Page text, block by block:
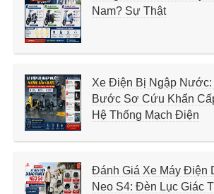
Nam? Sự Thật
Xe Điện Bị Ngập
Bước Sơ Cứu Khẩn
Hệ Thống Mạch Điện
Đánh Giá Xe Máy Điện
Neo S4: Đèn Lục Giác